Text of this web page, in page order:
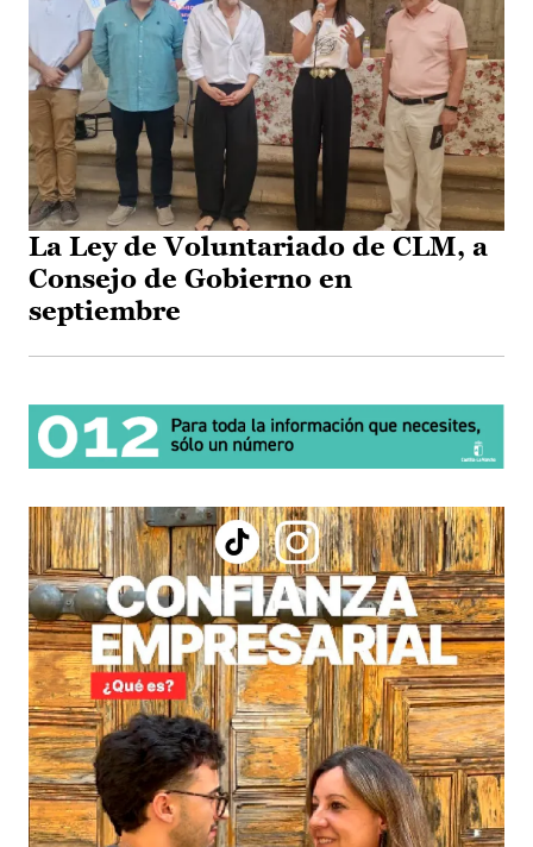
La Ley de Voluntariado de CLM, a
Consejo de Gobierno en
septiembre